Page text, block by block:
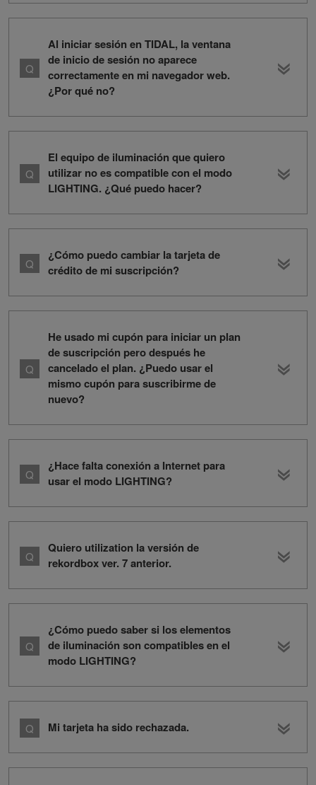
Al iniciar sesión en TIDAL, la ventana
de inicio de sesión no aparece
correctamente en mi navegador web.
¿Por qué no?
El equipo de iluminación que quiero
utilizar no es compatible con el modo
LIGHTING. ¿Qué puedo hacer?
¿Cómo puedo cambiar la tarjeta de
crédito de mi suscripción?
He usado mi cupón para iniciar un plan
de suscripción pero después he
cancelado el plan. ¿Puedo usar el
mismo cupón para suscribirme de
nuevo?
¿Hace falta conexión a Internet para
usar el modo LIGHTING?
Quiero utilization la versión de
rekordbox ver. 7 anterior.
¿Cómo puedo saber si los elementos
de iluminación son compatibles en el
modo LIGHTING?
Mi tarjeta ha sido rechazada.